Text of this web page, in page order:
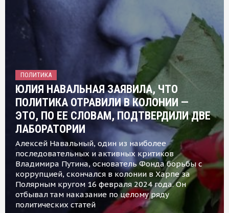
ПОЛИТИКА
ЮЛИЯ НАВАЛЬНАЯ ЗАЯВИЛА, ЧТО
ПОЛИТИКА ОТРАВИЛИ В КОЛОНИИ —
ЭТО, ПО ЕЕ СЛОВАМ, ПОДТВЕРДИЛИ ДВЕ
ЛАБОРАТОРИИ
Алексей Навальный, один из наиболее
последовательных и активных критиков
Владимира Путина, основатель Фонда борьбы с
коррупцией, скончался в колонии в Харпе за
Полярным кругом 16 февраля 2024 года. Он
отбывал там наказание по целому ряду
политических статей